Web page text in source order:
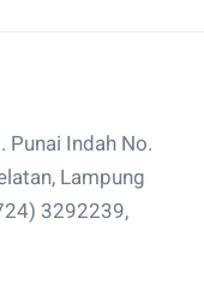
Punai Indah No.
Lampung
3292239,